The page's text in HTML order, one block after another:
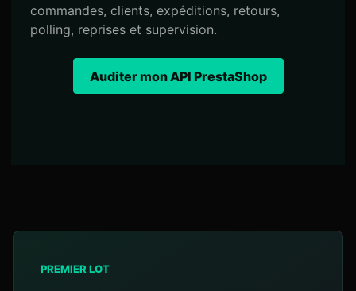
commandes, clients, expéditions, retours,
polling, reprises et supervision.
Auditer mon API PrestaShop
PREMIER LOT